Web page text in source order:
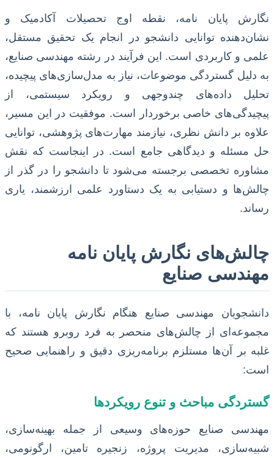
نگارش پایان نامه، نقطه اوج تحصیلات آکادمیک و
نشان‌دهنده توانایی دانشجو در انجام یک تحقیق مستقل،
علمی و کاربردی است. این فرآیند در رشته مهندسی صنایع،
به دلیل گستردگی موضوعات، نیاز به مدل‌سازی‌های پیچیده،
تحلیل داده‌های چندوجهی و رویکرد سیستمی، از
پیچیدگی‌های خاصی برخوردار است. موفقیت در این مسیر،
علاوه بر دانش نظری، نیازمند مهارت‌های پژوهشی، توانایی
حل مسئله و دیدگاهی جامع است. در اینجاست که نقش
مشاوره تخصصی برجسته می‌شود تا دانشجو را در گذر از
چالش‌ها و دستیابی به یک دستاورد علمی ارزشمند، یاری
رساند.
چالش‌های نگارش پایان نامه
مهندسی صنایع
دانشجویان مهندسی صنایع هنگام نگارش پایان نامه، با
مجموعه‌ای از چالش‌های منحصر به فرد روبرو هستند که
غلبه بر آن‌ها مستلزم برنامه‌ریزی دقیق و راهنمایی صحیح
است:
گستردگی مباحث و تنوع رویکردها
مهندسی صنایع حوزه‌های وسیعی از جمله بهینه‌سازی،
شبیه‌سازی، مدیریت پروژه، زنجیره تامین، ارگونومی،